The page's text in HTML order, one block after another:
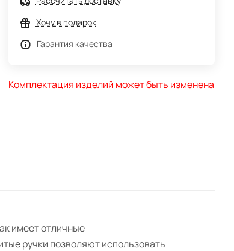
Хочу в подарок
Гарантия качества
Комплектация изделий может быть изменена
имеет отличные
ручки позволяют использовать